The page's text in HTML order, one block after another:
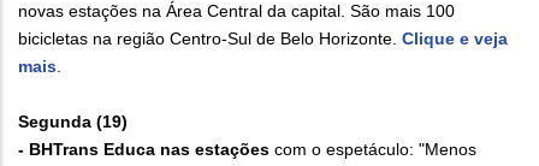
novas estações na Área Central da capital. São mais 100
bicicletas na região Centro-Sul de Belo Horizonte. Clique e veja
mais.
Segunda (19)
- BHTrans Educa nas estações com o espetáculo: "Menos